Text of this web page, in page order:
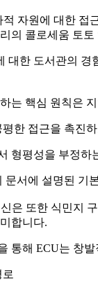
자원에 대한 접
의 콜로세움 토
대한 도서관의
는 핵심 원칙은
한 접근을 촉진
형평성을 부정
문서에 설명된 기
은 또한 식민지
합니다.
통해 ECU는 창